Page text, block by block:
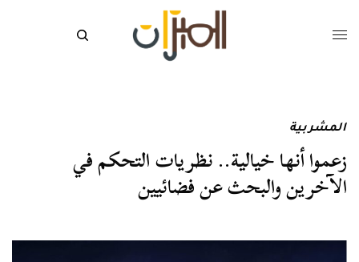
المشربية
زعموا أنها خيالية.. نظريات التحكم في
الآخرين والبحث عن فضائيين